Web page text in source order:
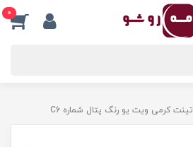
0
تینت کرمی ویت یو رنگ پتال شماره C6